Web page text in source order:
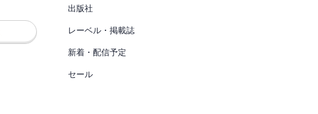
出版社
レーベル・掲載誌
新着・配信予定
セール